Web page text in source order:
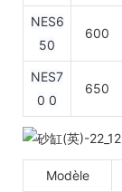
NES6
50
600
NES7
0 0
650
Modèle